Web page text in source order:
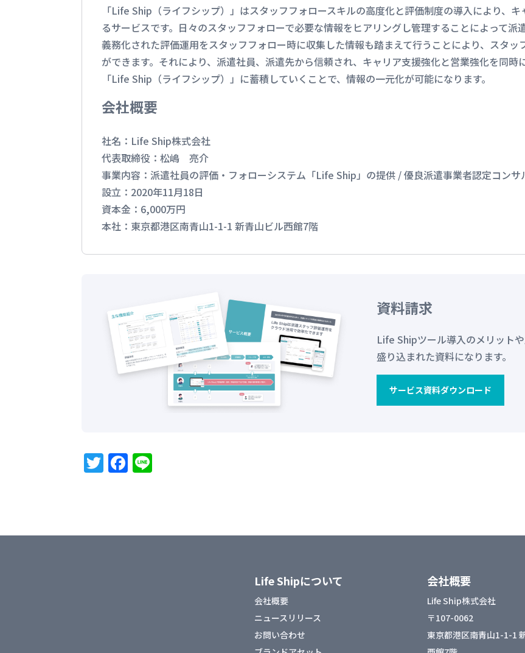
「Life Ship（ライフシップ）」はスタッフフォロースキルの高度化と評価制度の導入により、
るサービスです。日々のスタッフフォローで必要な情報をヒアリングし管理することによって
義務化された評価運用をスタッフフォロー時に収集した情報も踏まえて行うことにより、スタ
ができます。それにより、派遣社員、派遣先から信頼され、キャリア支援強化と営業強化を同時
「Life Ship（ライフシップ）」に蓄積していくことで、情報の一元化が可能になります。
会社概要
社名：Life Ship株式会社
代表取締役：松嶋 亮介
事業内容：派遣社員の評価・フォローシステム「Life Ship」の提供 / 優良派遣事業者認定コンサ
設立：2020年11月18日
資本金：6,000万円
本社：東京都港区南青山1-1-1 新青山ビル西館7階
資料請求
Life Shipツール導入のメリット
盛り込まれた資料になります。
サービス資料ダウンロード
T
r
F
b
Life Shipについて
会社概要
ニュースリリース
お問い合わせ
会社概要
Life Ship株式会社
〒107-0062
東京都港区南青山1-1-1